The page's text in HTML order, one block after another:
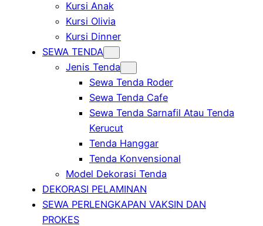
Kursi Anak
Kursi Olivia
Kursi Dinner
SEWA TENDA
Jenis Tenda
Sewa Tenda Roder
Sewa Tenda Cafe
Sewa Tenda Sarnafil Atau Tenda
Kerucut
Tenda Hanggar
Tenda Konvensional
Model Dekorasi Tenda
DEKORASI PELAMINAN
SEWA PERLENGKAPAN VAKSIN DAN
PROKES